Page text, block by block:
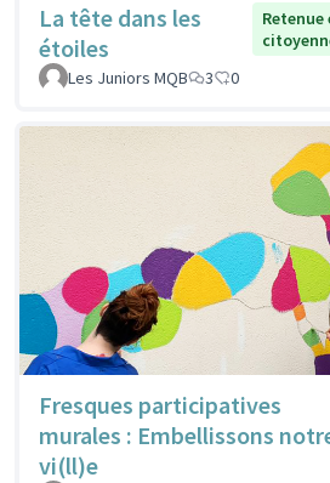
La tête dans les
étoiles
Les Juniors MQB
3 0
Fresques participatives
murales : Embellissons
vi(ll)e